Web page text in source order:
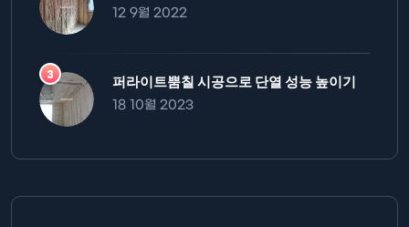
12 9월 2022
퍼라이트뿜칠 시공으로 단열 성능 높이기
18 10월 2023